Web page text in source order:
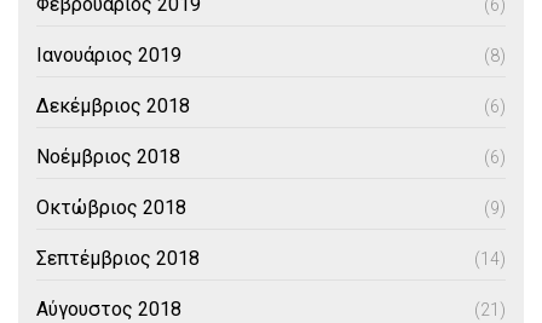
Φεβρουάριος 2019 (6)
Ιανουάριος 2019 (8)
Δεκέμβριος 2018 (6)
Νοέμβριος 2018 (6)
Οκτώβριος 2018 (9)
Σεπτέμβριος 2018 (14)
Αύγουστος 2018 (21)